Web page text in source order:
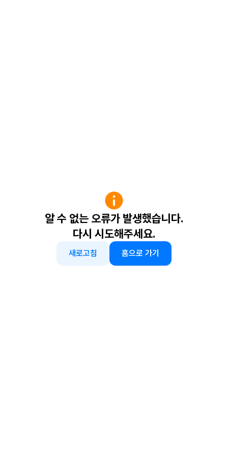
알 수 없는 오류가 발생했습니다.
다시 시도해주세요.
새로고침 홈으로 가기